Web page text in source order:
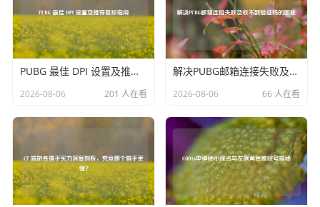
玩家这种别样“电疗”感受的游戏，也使得玩家们在虚拟世界
中不断探索，寻找属于自己的那份独特刺激与乐趣。
PUBG 最佳 DPI 设置及推荐鼠标指南
2026-08-06 201 人在看
解决PUBG邮箱连接失败及收不到验证码的困扰
2026-08-06 66 人在看